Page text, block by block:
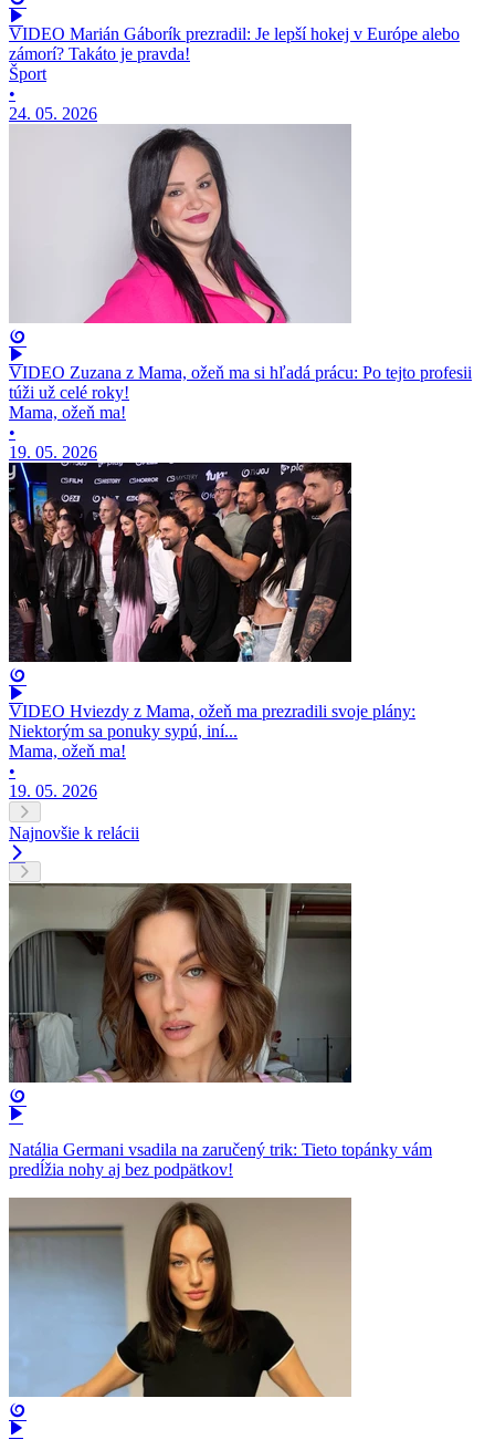
VIDEO Marián Gáborík prezradil: Je lepší hokej v Európe alebo
zámorí? Takáto je pravda!
Šport
•
24. 05. 2026
VIDEO Zuzana z Mama, ožeň ma si hľadá prácu: Po tejto profesii
túži už celé roky!
Mama, ožeň ma!
•
19. 05. 2026
VIDEO Hviezdy z Mama, ožeň ma prezradili svoje plány:
Niektorým sa ponuky sypú, iní...
Mama, ožeň ma!
•
19. 05. 2026
Najnovšie k relácii
Natália Germani vsadila na zaručený trik: Tieto topánky vám
predĺžia nohy aj bez podpätkov!